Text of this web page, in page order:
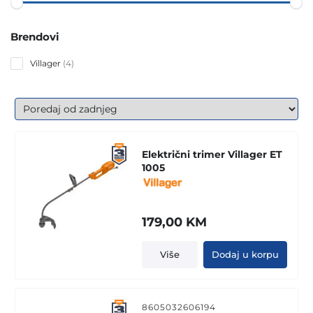
Brendovi
Villager 44
Električni trimer Villager ET
1005
179,00 KM
Više Dodaj u korpu
8605032606194